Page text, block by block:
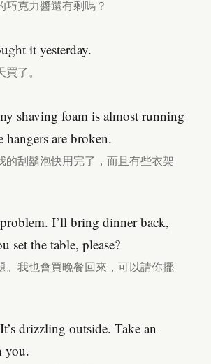
巧克力醬還有剩嗎？
it yesterday.
了。
shaving foam is almost running
hangers are broken.
的刮鬍泡快用完了，而且有些衣架
I’ll bring dinner back,
set the table, please?
。我也會買晚餐回來，可以請你擺
drizzling outside. Take an
you.